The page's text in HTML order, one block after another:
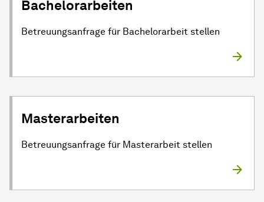
Bachelorarbeiten
Betreuungsanfrage für Bachelorarbeit stellen
Masterarbeiten
Betreuungsanfrage für Masterarbeit stellen